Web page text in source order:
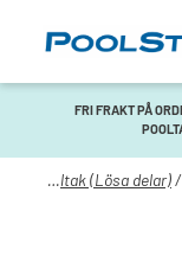
FRI FRAKT PÅ
Pooltak (Lösa delar)/